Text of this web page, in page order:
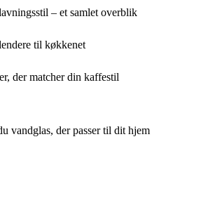
– et samlet overblik
til køkkenet
der matcher din kaffestil
vandglas, der passer til dit hjem